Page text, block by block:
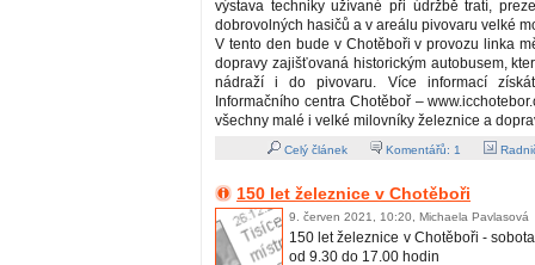
výstava techniky užívané při údržbě tratí,
dobrovolných hasičů a v areálu pivovaru velké
V tento den bude v Chotěboři v provozu linka
dopravy zajišťovaná historickým autobusem,
nádraží i do pivovaru. Více informací
Informačního centra Chotěboř –
všechny malé i velké milovníky železnice a
Celý článek Komentářů: 1
150 let železnice v Chotěboři
9. červen 2021, 10:20, Michaela Pavlasová
150 let železnice v Chotěboři -
od 9.30 do 17.00 hodin